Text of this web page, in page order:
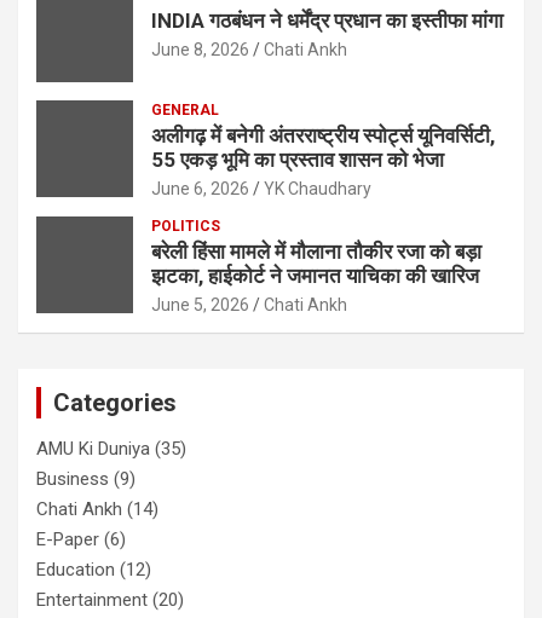
INDIA गठबंधन ने धर्मेंद्र प्रधान का इस्तीफा मांगा
June 8, 2026 Chati Ankh
GENERAL
अलीगढ़ में बनेगी अंतरराष्ट्रीय स्पोर्ट्स यूनिवर्सिटी,
55 एकड़ भूमि का प्रस्ताव शासन को भेजा
June 6, 2026 YK Chaudhary
POLITICS
बरेली हिंसा मामले में मौलाना तौकीर रजा को बड़ा
झटका, हाईकोर्ट ने जमानत याचिका की खारिज
June 5, 2026 Chati Ankh
Categories
AMU Ki Duniya (35)
Business (9)
Chati Ankh (14)
E-Paper (6)
Education (12)
Entertainment (20)